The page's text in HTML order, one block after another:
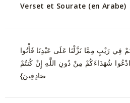
Verset et Sourate (en Arabe)
{وَإِنْ كُنتُمْ فِي رَيْبٍ مِمَّا نَزَّلْنَا عَلَى عَبْدِنَا فَأْتُوا
شُهَدَاءَكُمْ مِنْ دُونِ اللَّهِ إِنْ كُنتُمْ
صَادِقِينَ}